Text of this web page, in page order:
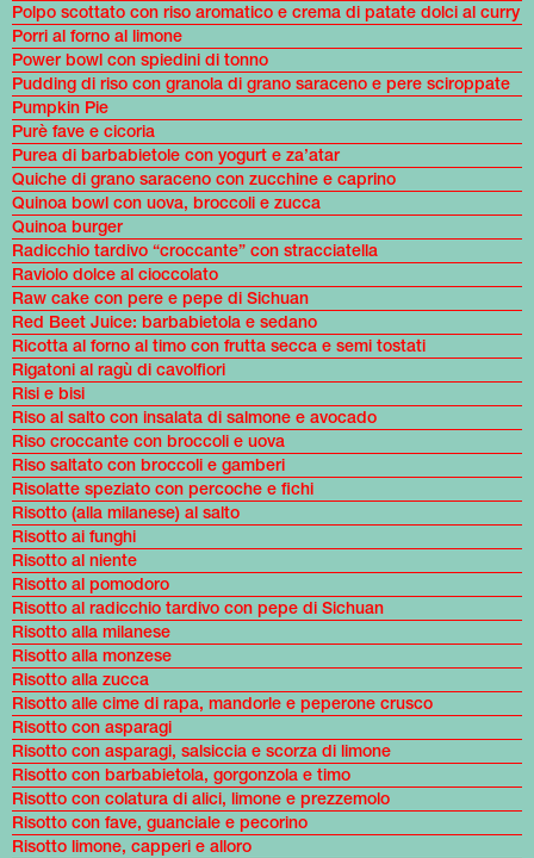
Polpo scottato con riso aromatico e crema di patate dolci al curry
Porri al forno al limone
Power bowl con spiedini di tonno
Pudding di riso con granola di grano saraceno e pere sciroppate
Pumpkin Pie
Purè fave e cicoria
Purea di barbabietole con yogurt e za’atar
Quiche di grano saraceno con zucchine e caprino
Quinoa bowl con uova, broccoli e zucca
Quinoa burger
Radicchio tardivo “croccante” con stracciatella
Raviolo dolce al cioccolato
Raw cake con pere e pepe di Sichuan
Red Beet Juice: barbabietola e sedano
Ricotta al forno al timo con frutta secca e semi tostati
Rigatoni al ragù di cavolfiori
Risi e bisi
Riso al salto con insalata di salmone e avocado
Riso croccante con broccoli e uova
Riso saltato con broccoli e gamberi
Risolatte speziato con percoche e fichi
Risotto (alla milanese) al salto
Risotto ai funghi
Risotto al niente
Risotto al pomodoro
Risotto al radicchio tardivo con pepe di Sichuan
Risotto alla milanese
Risotto alla monzese
Risotto alla zucca
Risotto alle cime di rapa, mandorle e peperone crusco
Risotto con asparagi
Risotto con asparagi, salsiccia e scorza di limone
Risotto con barbabietola, gorgonzola e timo
Risotto con colatura di alici, limone e prezzemolo
Risotto con fave, guanciale e pecorino
Risotto limone, capperi e alloro